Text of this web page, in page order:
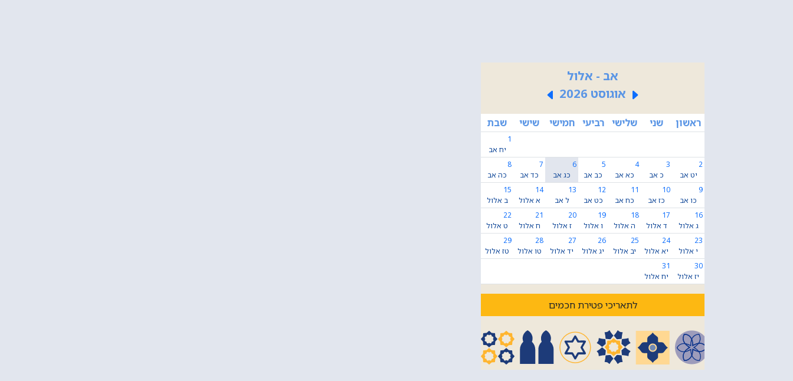
אב - אלול
אוגוסט 2026
ראשון שני שלישי רביעי חמישי שישי שבת
1
יח אב
2
יט אב
3
כ אב
4
כא אב
5
כב אב
6
כג אב
7
כד אב
8
כה אב
9
כו אב
10
כז אב
11
כח אב
12
כט אב
13
ל אב
14
א אלול
15
ב אלול
16
ג אלול
17
ד אלול
18
ה אלול
19
ו אלול
20
ז אלול
21
ח אלול
22
ט אלול
23
י אלול
24
יא אלול
25
יב אלול
26
יג אלול
27
יד אלול
28
טו אלול
29
טז אלול
30
יז אלול
31
יח אלול
לתאריכי פטירת חכמים